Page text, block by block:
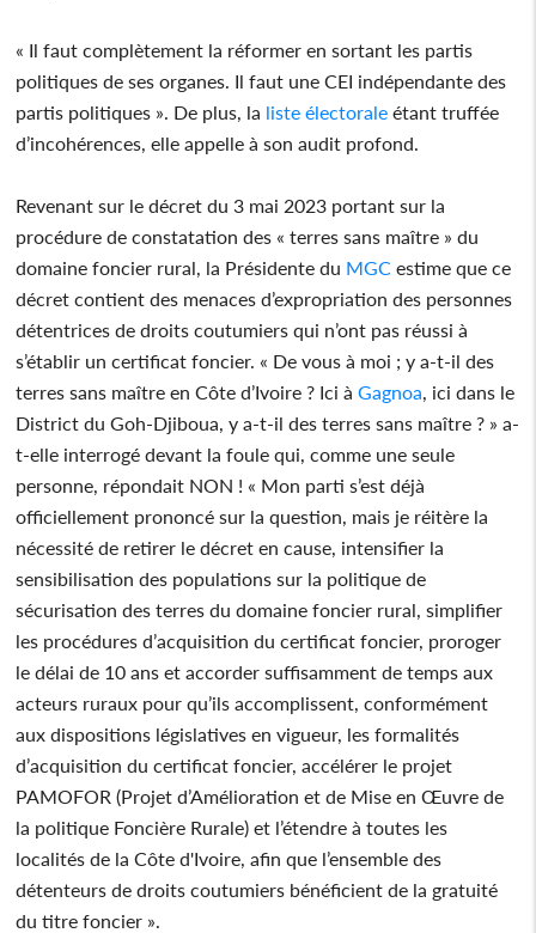
« Il faut complètement la réformer en sortant les partis
politiques de ses organes. Il faut une CEI indépendante des
partis politiques ». De plus, la liste électorale étant truffée
d’incohérences, elle appelle à son audit profond.
Revenant sur le décret du 3 mai 2023 portant sur la
procédure de constatation des « terres sans maître » du
domaine foncier rural, la Présidente du MGC estime que ce
décret contient des menaces d’expropriation des personnes
détentrices de droits coutumiers qui n’ont pas réussi à
s’établir un certificat foncier. « De vous à moi ; y a-t-il des
terres sans maître en Côte d’Ivoire ? Ici àGagnoa , ici dans le
District du Goh-Djiboua, y a-t-il des terres sans maître ? » a-
t-elle interrogé devant la foule qui, comme une seule
personne, répondait NON ! « Mon parti s’est déjà
officiellement prononcé sur la question, mais je réitère la
nécessité de retirer le décret en cause, intensifier la
sensibilisation des populations sur la politique de
sécurisation des terres du domaine foncier rural, simplifier
les procédures d’acquisition du certificat foncier, proroger
le délai de 10 ans et accorder suffisamment de temps aux
acteurs ruraux pour qu’ils accomplissent, conformément
aux dispositions législatives en vigueur, les formalités
d’acquisition du certificat foncier, accélérer le projet
PAMOFOR (Projet d’Amélioration et de Mise en Œuvre de
la politique Foncière Rurale) et l’étendre à toutes les
localités de la Côte d'Ivoire, afin que l’ensemble des
détenteurs de droits coutumiers bénéficient de la gratuité
du titre foncier ».